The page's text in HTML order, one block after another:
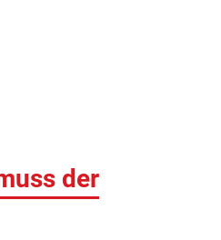
der